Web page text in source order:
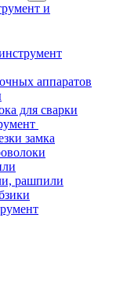
и
аппаратов
для сварки
замка
рашпили